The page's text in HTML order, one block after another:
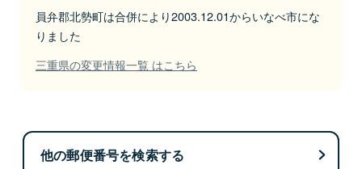
員弁郡北勢町は合併により2003.12.01からいなべ市にな
りました
三重県の変更情報一覧 はこちら
他の郵便番号を検索する